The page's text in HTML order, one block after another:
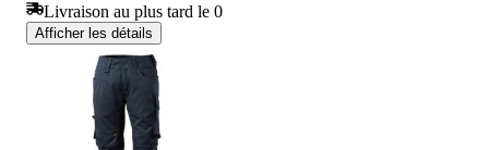
Livraison au plus tard le 0
Afficher les détails